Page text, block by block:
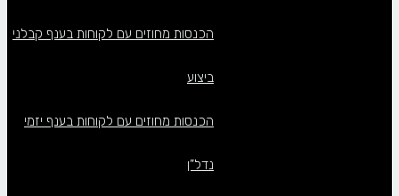
הכנסות מחוזים עם לקוחות בענף קבלני
ביצוע
הכנסות מחוזים עם לקוחות בענף יזמי
נדל”ן